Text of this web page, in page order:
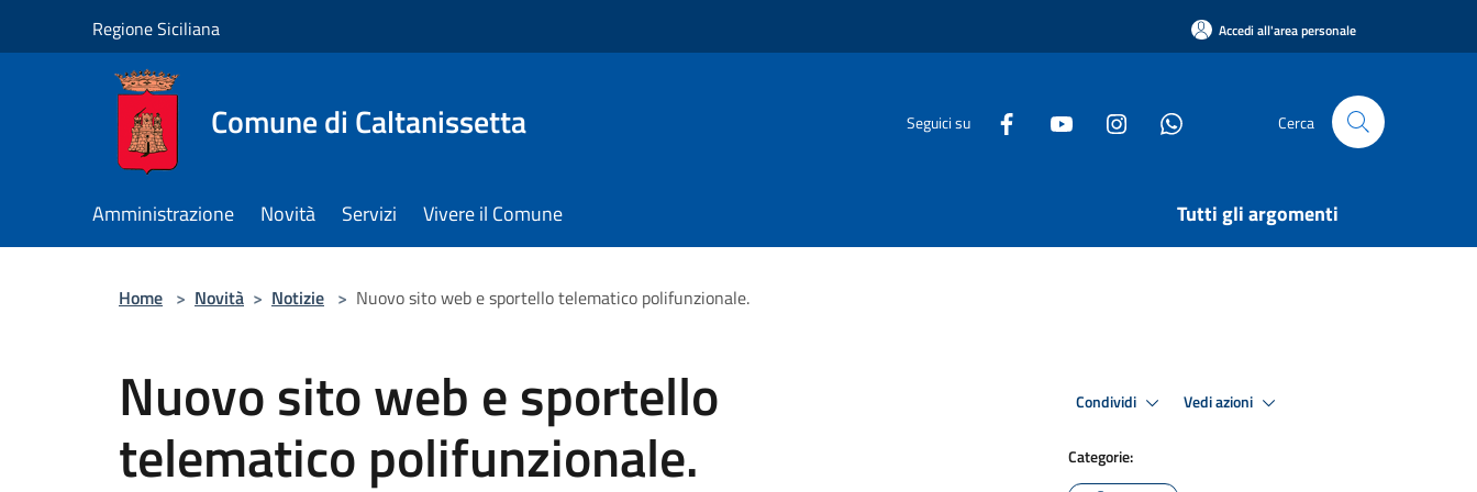
Regione Siciliana Accedi all'area personale
Comune di Caltanissetta Seguici su Cerca
Amministrazione Novità Servizi Vivere il Comune Tutti gli argomenti
Home > Novità > Notizie > Nuovo sito web e sportello telematico polifunzionale.
Nuovo sito web e sportello
telematico polifunzionale.
Condividi Vedi azioni
Categorie: